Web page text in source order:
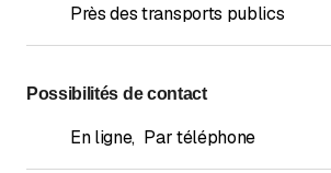
Près des transports publics
Possibilités de contact
En ligne, Par téléphone